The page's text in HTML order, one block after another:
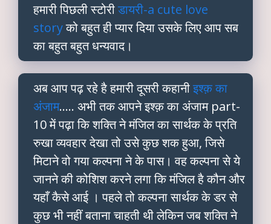
हमारी पिछली स्टोरीडायरी-a cute love
storyको बहुत ही प्यार दिया उसके लिए आप सब
का बहुत बहुत धन्यवाद।
अब आप पढ़ रहे है हमारी दूसरी कहानीइश्क़ का
अंजाम….. अभी तक आपने इश्क़ का अंजाम part-
10 में पढ़ा कि शक्ति ने मंजिल का सार्थक के प्रति
रुखा व्यवहार देखा तो उसे कुछ शक हुआ, जिसे
मिटाने वो गया कल्पना ने के पास। वह कल्पना से ये
जानने की कोशिश करने लगा कि मंजिल है कौन और
यहाँ कैसे आई । पहले तो कल्पना सार्थक के डर से
कुछ भी नहीं बताना चाहती थी लेकिन जब शक्ति ने